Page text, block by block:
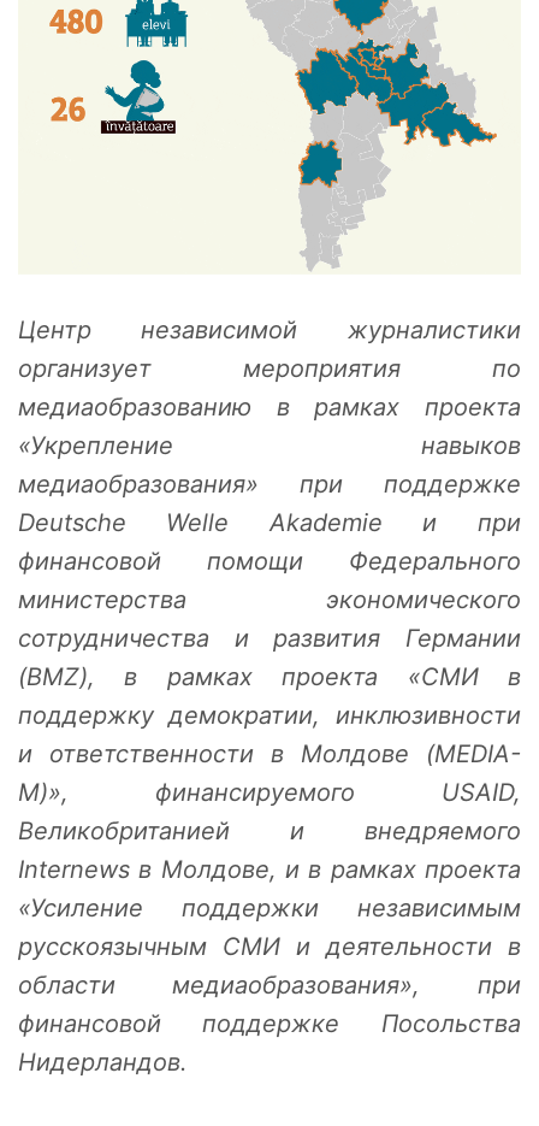
Центр независимой журналистики
организует мероприятия по
медиаобразованию в рамках проекта
«Укрепление навыков
медиаобразования» при поддержке
Deutsche Welle Akademie и при
финансовой помощи Федерального
министерства экономического
сотрудничества и развития Германии
(BMZ), в рамках проекта «СМИ в
поддержку демократии, инклюзивности
и ответственности в Молдове (MEDIA-
M)», финансируемого USAID,
Великобританией и внедряемого
Internews в Молдове, и в рамках проекта
«Усиление поддержки независимым
русскоязычным СМИ и деятельности в
области медиаобразования», при
финансовой поддержке Посольства
Нидерландов.